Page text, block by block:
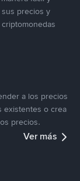
precios y
a los precios
existentes o crea
precios.
Ver más